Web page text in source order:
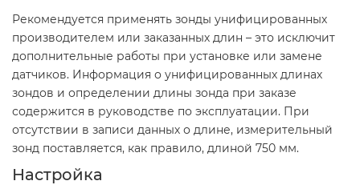
Рекомендуется применять зонды унифицированных
производителем или заказанных длин – это исключит
дополнительные работы при установке или замене
датчиков. Информация о унифицированных длинах
зондов и определении длины зонда при заказе
содержится в руководстве по эксплуатации. При
отсутствии в записи данных о длине, измерительный
зонд поставляется, как правило, длиной 750 мм.
Настройка